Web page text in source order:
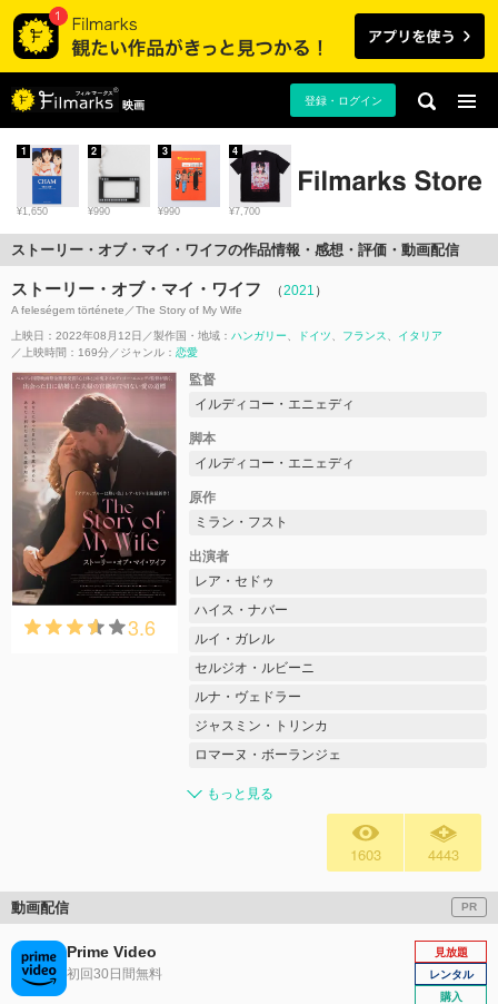
映画 登録・ログイン
¥1,650
1
¥990
2
¥990
3
¥7,700
4
ストーリー・オブ・マイ・ワイフの作品情報・感想・評価・動画配信
ストーリー・オブ・マイ・ワイフ （2021 ）
A feleségem története／The Story of My Wife
上映日：2022年08月12日 製作国・地域： ハンガリー ドイツ フランス
イタリア
上映時間：169分
ジャンル： 恋愛
3.6
監督
イルディコー・エニェディ
脚本
イルディコー・エニェディ
原作
ミラン・フスト
出演者
レア・セドゥ
ハイス・ナバー
ルイ・ガレル
セルジオ・ルビーニ
ルナ・ヴェドラー
ジャスミン・トリンカ
ロマーヌ・ボーランジェ
もっと見る
1603 4443
動画配信 PR
Prime Video
初回30日間無料
見放題
レンタル
購入